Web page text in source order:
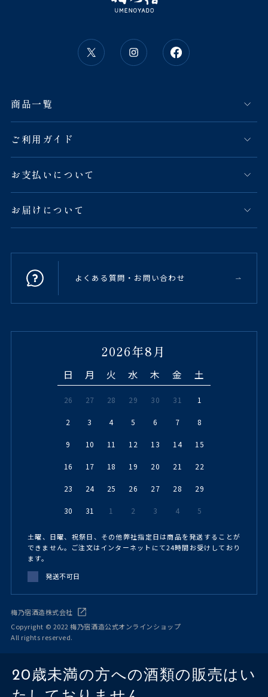
商品一覧
ご利用ガイド
お支払いについて
お届けについて
よくある質問・お問い合わせ
2026年8月
日 月 火 水 木 金 土
26 27 28 29 30 31 1
2 3 4 5 6 7 8
9 10 11 12 13 14 15
16 17 18 19 20 21 22
23 24 25 26 27 28 29
30 31 1 2 3 4 5
土曜、日曜、祝祭日、その他弊社指定日は商品を発送することが
できません。ご注文はインターネットにて24時間お受けしており
ます。
発送不可日
梅乃宿酒造株式会社
Copyright © 2022 梅乃宿酒造公式オンラインショップ
All rights reserved.
20歳未満の方への酒類の販売はい